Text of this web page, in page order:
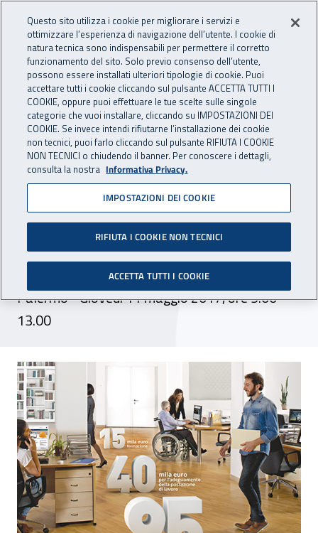
INAIL - Istituto Nazionale
Apri cerca
Navigazione principale
Navigazione - Ti trovi in:
Home Inail comunica Eventi
09 maggio 2017
Convegno “Lavoro e
disabilità: l’integrazione
possibile “
Palermo - Giovedì 11 maggio 2017, ore 9.00 -
13.00
Convegno “Lavoro e disabilità:
Questo sito utilizza i cookie per migliorare i servizi e
ottimizzare l’esperienza di navigazione dell’utente. I cookie di
natura tecnica sono indispensabili per permettere il corretto
funzionamento del sito. Solo previo consenso dell’utente,
possono essere installati ulteriori tipologie di cookie. Puoi
accettare tutti i cookie cliccando sul pulsante ACCETTA TUTTI I
COOKIE, oppure puoi effettuare le tue scelte sulle singole
categorie che vuoi installare, cliccando su IMPOSTAZIONI DEI
COOKIE. Se invece intendi rifiutarne l’installazione dei cookie
non tecnici, puoi farlo cliccando sul pulsante RIFIUTA I COOKIE
NON TECNICI o chiudendo il banner. Per conoscere i dettagli,
consulta la nostra Informativa Privacy.
IMPOSTAZIONI DEI COOKIE
RIFIUTA I COOKIE NON TECNICI
ACCETTA TUTTI I COOKIE